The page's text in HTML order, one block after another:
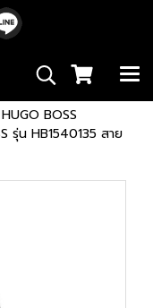
HUGO BOSS
รุ่น HB1540135 สาย